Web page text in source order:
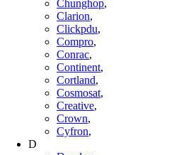
Chunghop,
Clarion,
Clickpdu,
Compro,
Conrac,
Continent,
Cortland,
Cosmosat,
Creative,
Crown,
Cyfron,
D